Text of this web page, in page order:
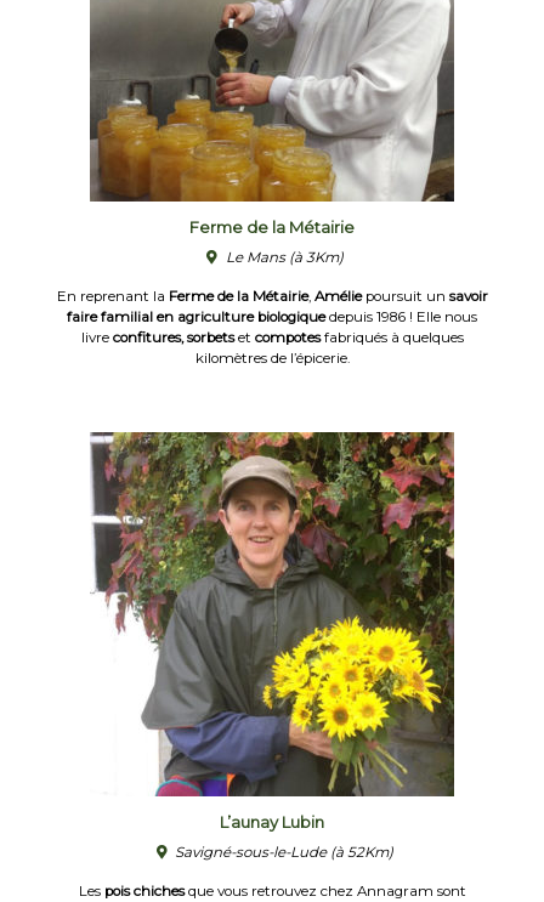
Ferme de la Métairie
Le Mans(à 3Km)
En reprenant la Ferme de la Métairie, Améliepoursuit un savoir
faire familial en agriculture biologiquedepuis 1986 ! Elle nous
livre confitures, sorbetset compotesfabriqués à quelques
kilomètres de l’épicerie.
L’aunay Lubin
Savigné-sous-le-Lude(à 52Km)
Les pois chichesque vous retrouvez chez Annagram sont